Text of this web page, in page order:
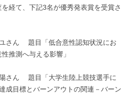
経て、下記3名が優秀発表賞を受賞さ
ん 題目「低合意性認知状況にお
推測へ与える影響」
ん 題目「大学生陸上競技選手に
成目標とバーンアウトの関連－バーン